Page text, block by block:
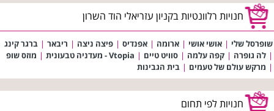
חנויות רלוונטיות בקניון עזריאלי הוד השרון
שופרסל שלי | אושי אושי | ארומה | אפנדיס | פיצה ניצה | ריבאר | ברגר קינג
| לה גופרה | קפה עלמה | סוויט טיים | Vtopia - מעדניה טבעונית | מוזס שופ
| מרקש עולם של טעמים | בית הגבינות
חנויות לפי תחום